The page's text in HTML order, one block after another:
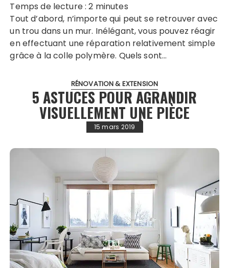
Temps de lecture :2 minutes
Tout d’abord, n’importe qui peut se retrouver avec
un trou dans un mur. Inélégant, vous pouvez réagir
en effectuant une réparation relativement simple
grâce à la colle polymère. Quels sont…
RÉNOVATION & EXTENSION
5 ASTUCES POUR AGRANDIR
VISUELLEMENT UNE PIÈCE
15 mars 2019